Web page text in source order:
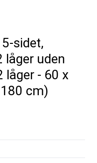
sidet,
låger uden
låger - 60 x
cm)